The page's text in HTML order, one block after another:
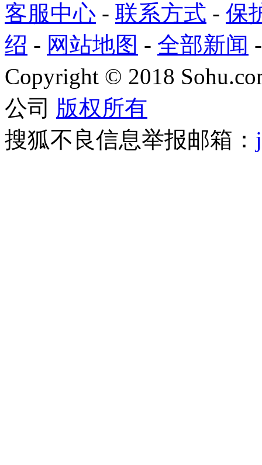
客服中心 - 联系方式 - 保
绍 - 网站地图 - 全部新闻
Copyright © 2018
公司 版权所有
搜狐不良信息举报邮箱：